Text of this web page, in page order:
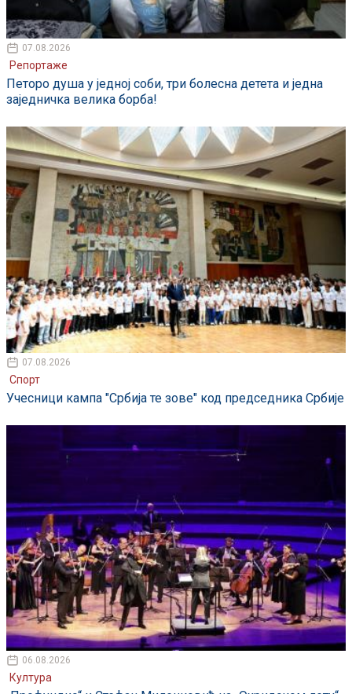
07.08.2026
Репортаже
Петоро душа у једној соби, три болесна детета и једна
заједничка велика борба!
07.08.2026
Спорт
Учесници кампа "Србија те зове" код председника Србије
06.08.2026
Култура